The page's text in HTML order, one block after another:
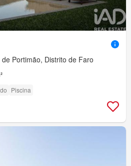
Portimão, Distrito de Faro
Piscina